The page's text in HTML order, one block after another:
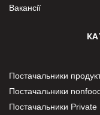
Вакансії
Постачальники
Постачальники
Постачальники Private